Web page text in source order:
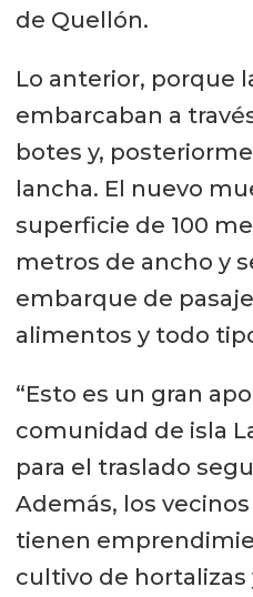
de Quellón.
Lo anterior, porque
embarcaban a
botes y,
lancha. El nuevo
superficie de 100
metros de ancho y
embarque de
alimentos y todo
“Esto es un gran
comunidad de isla
para el traslado
Además, los
tienen
cultivo de hortalizas